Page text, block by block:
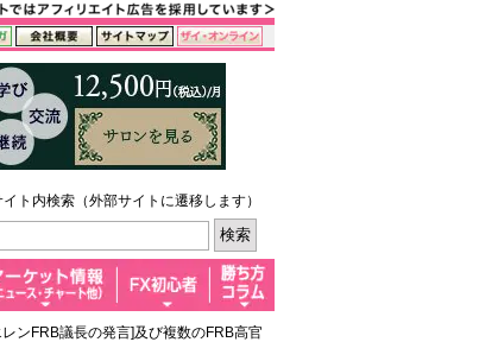
イト内検索（外部サイトに遷移します）
ンFRB議長の発言]及び複数のFRB高官